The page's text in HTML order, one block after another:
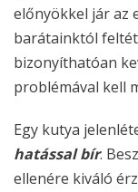
előnyökkel jár az
barátainktól
bizonyíthatóan
problémával kell
Egy kutya
hatással bír.
ellenére kiváló